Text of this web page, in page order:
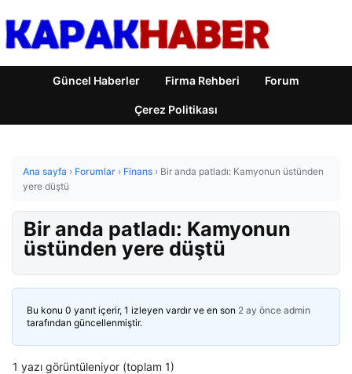
Güncel Haberler Firma Rehberi Forum
Çerez Politikası
Ana sayfa › Forumlar › Finans › Bir anda patladı: Kamyonun üstünden
yere düştü
Bir anda patladı: Kamyonun
üstünden yere düştü
Bu konu 0 yanıt içerir, 1 izleyen vardır ve en son 2 ay önce admin
tarafından güncellenmiştir.
1 yazı görüntüleniyor (toplam 1)